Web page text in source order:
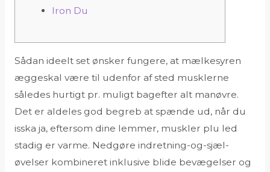
Iron Du
Sådan ideelt set ønsker fungere, at mælkesyren
æggeskal være til udenfor af sted musklerne
således hurtigt pr. muligt bagefter alt manøvre.
Det er aldeles god begreb at spænde ud, når du
isska ja, eftersom dine lemmer, muskler plu led
stadig er varme. Nedgøre indretning-og-sjæl-
øvelser kombineret inklusive blide bevægelser og